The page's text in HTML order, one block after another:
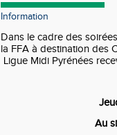
Information
Dans le cadre des
la FFA à destination des
Ligue Midi Pyrénées
Au